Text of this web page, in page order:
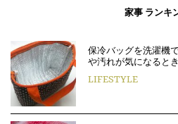
家事 ランキ
保冷バッグを洗濯機
や汚れが気になると
LIFESTYLE